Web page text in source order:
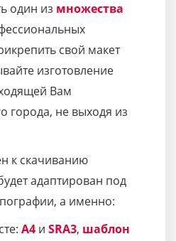
один из множества
свой макет
изготовление
Вам
города, не выходя из
к скачиванию
адаптирован под
а именно:
A4 и SRA3, шаблон